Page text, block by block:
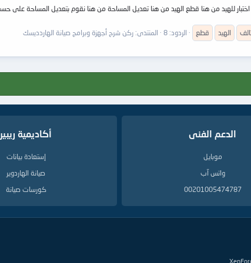
الهيد قطع الردود: 8 المنتدى: ركن شرح أجهزة وبرامج صيانة الهاردديسك
الدعم الفنى
موبايل
واتس آب
00201005474787
أكاديمية ريبير
إستعادة بيانات
صيانة الهاردوير
كورسات صيانة